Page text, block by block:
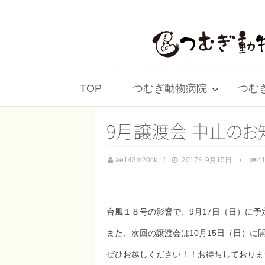
TOP つむぎ動物病院 つむ
9月譲渡会 中 止のお
ae143m20ck 2017年9月15日
台風１８号の影響で、9月17日（日）に
また、次回の譲渡会は10月15日（日）に
ぜひお越しください！！お待ちしており